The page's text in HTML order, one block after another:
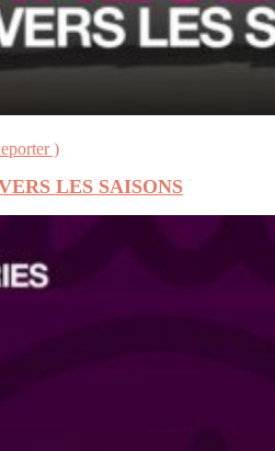
)
LES SAISONS